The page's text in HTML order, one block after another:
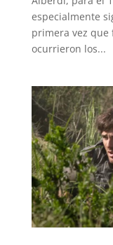
INICIO
especialmente
primera vez que
ocurrieron los...